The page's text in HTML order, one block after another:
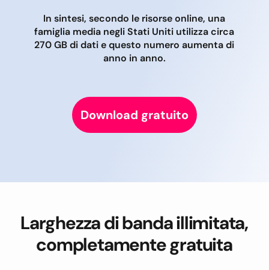
In sintesi, secondo le risorse online, una
famiglia media negli Stati Uniti utilizza circa
270 GB di dati e questo numero aumenta di
anno in anno.
Download gratuito
Larghezza di banda illimitata,
completamente gratuita